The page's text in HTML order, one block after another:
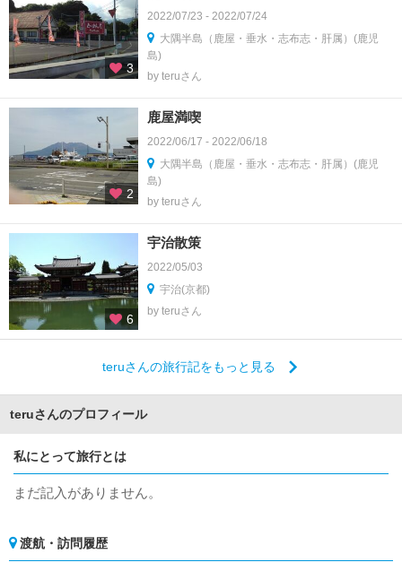
3
2022/07/23 - 2022/07/24
大隅半島（鹿屋・垂水・志布志・肝属）(鹿児
島)
by teruさん
2
鹿屋満喫
2022/06/17 - 2022/06/18
大隅半島（鹿屋・垂水・志布志・肝属）(鹿児
島)
by teruさん
6
宇治散策
2022/05/03
宇治(京都)
by teruさん
teruさんの旅行記をもっと見る
teruさんのプロフィール
私にとって旅行とは
まだ記入がありません。
渡航・訪問履歴